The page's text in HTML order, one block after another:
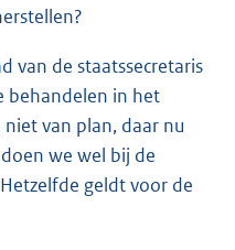
van de staatssecretaris
behandelen in het
van plan, daar nu
we wel bij de
geldt voor de